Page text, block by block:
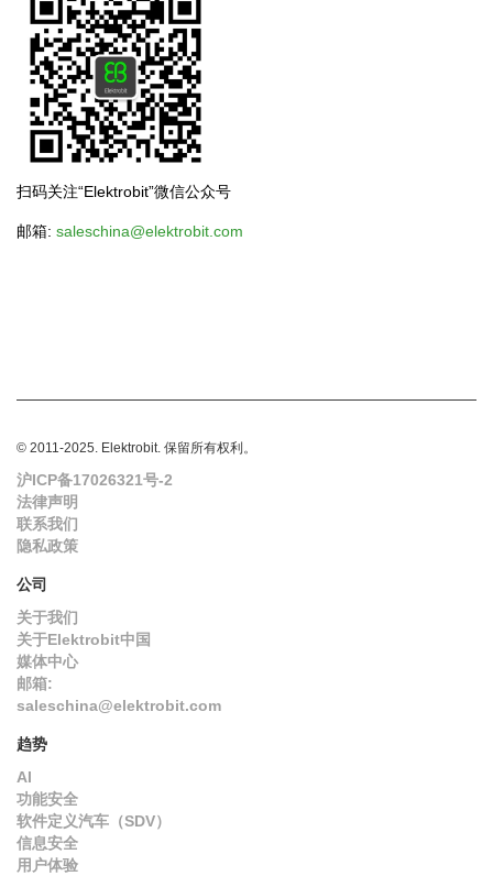
扫码关注“Elektrobit”微信公众号
邮箱: saleschina@elektrobit.com
© 2011-2025. Elektrobit. 保留所有权利。
沪ICP备17026321号-2
法律声明
联系我们
隐私政策
公司
关于我们
关于Elektrobit中国
媒体中心
邮箱:
saleschina@elektrobit.com
趋势
AI
功能安全
软件定义汽车（SDV）
信息安全
用户体验